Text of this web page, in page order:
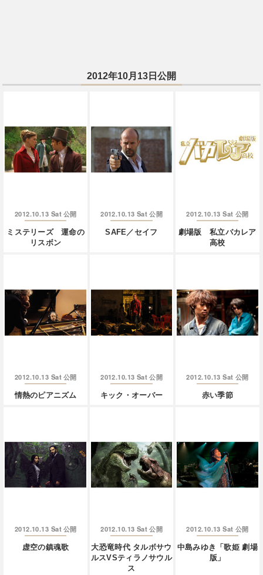
2012年10月13日公開
2012.10.13 Sat 公開
ミステリーズ 運命の
リスボン
2012.10.13 Sat 公開
SAFE／セイフ
2012.10.13 Sat 公開
劇場版 私立バカレア
高校
2012.10.13 Sat 公開
情熱のピアニズム
2012.10.13 Sat 公開
キック・オーバー
2012.10.13 Sat 公開
赤い季節
2012.10.13 Sat 公開
虚空の鎮魂歌
2012.10.13 Sat 公開
大恐竜時代 タルボサウ
ルスVSティラノサウル
ス
2012.10.13 Sat 公開
中島みゆき「歌姫 劇場
版」